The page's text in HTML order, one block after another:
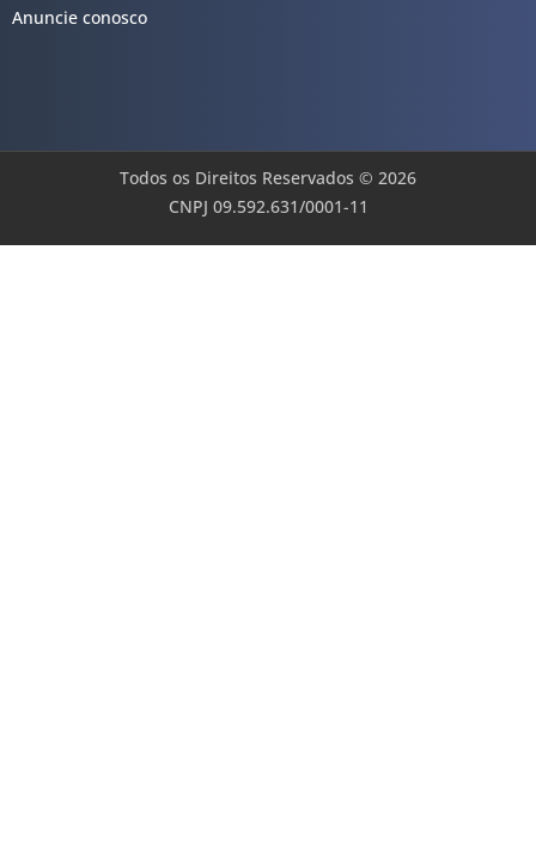
Anuncie conosco
Todos os Direitos Reservados © 2026
CNPJ 09.592.631/0001-11